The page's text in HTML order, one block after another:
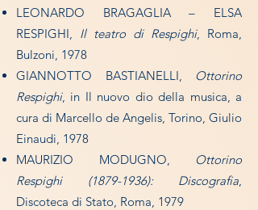
LEONARDO BRAGAGLIA – ELSA
RESPIGHI, Il teatro di Respighi, Roma,
Bulzoni, 1978
GIANNOTTO BASTIANELLI,
Ottorino
Respighi, in Il nuovo dio della musica, a
cura di Marcello de Angelis, Torino, Giulio
Einaudi, 1978
MAURIZIO MODUGNO,
Ottorino
Respighi (1879-1936): Discografia
Discoteca di Stato, Roma, 1979